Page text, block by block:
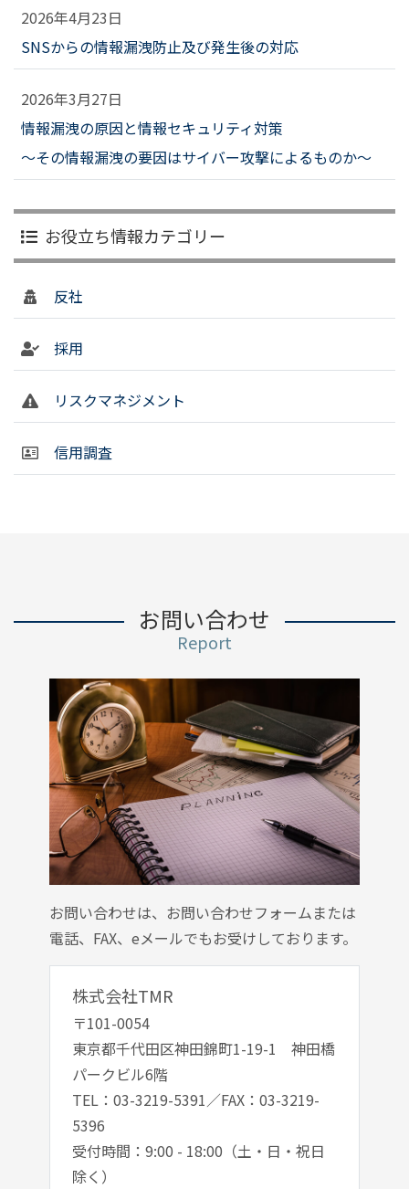
2026年4月23日
SNSからの情報漏洩防止及び発生後の対応
2026年3月27日
情報漏洩の原因と情報セキュリティ対策
～その情報漏洩の要因はサイバー攻撃によるものか～
お役立ち情報カテゴリー
反社
採用
リスクマネジメント
信用調査
お問い合わせ
Report
お問い合わせは、お問い合わせフォームまたは
電話、FAX、eメールでもお受けしております。
株式会社TMR
〒101-0054
東京都千代田区神田錦町1-19-1 神田橋
パークビル6階
TEL：03-3219-5391／FAX：03-3219-
5396
受付時間：9:00 - 18:00（土・日・祝日
除く）